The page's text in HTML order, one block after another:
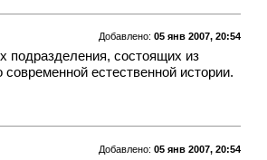
Добавлено: 05 янв 2007, 20:54
подразделения, состоящих из
естественной истории.
Добавлено: 05 янв 2007, 20:54